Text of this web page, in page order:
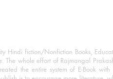
Hindi fiction/Nonfiction Books,
The whole effort of Rajmangal
the entire system of E-Book with